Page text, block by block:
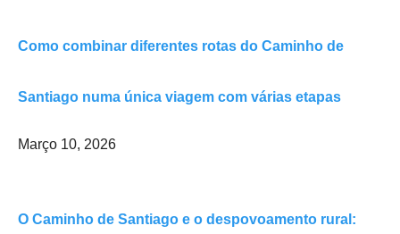
Como combinar diferentes rotas do Caminho de
Santiago numa única viagem com várias etapas
Março 10, 2026
O Caminho de Santiago e o despovoamento rural: